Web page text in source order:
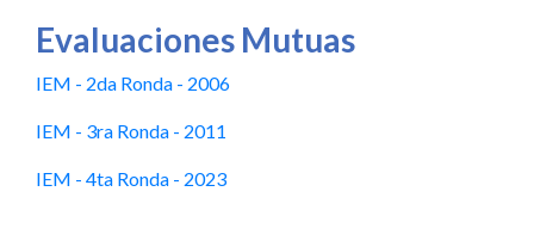
Evaluaciones Mutuas
IEM - 2da Ronda - 2006
IEM - 3ra Ronda - 2011
IEM - 4ta Ronda - 2023